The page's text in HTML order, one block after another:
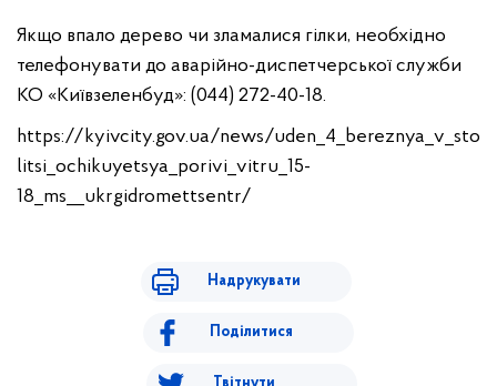
Якщо впало дерево чи зламалися гілки, необхідно
телефонувати до аварійно-диспетчерської служби
КО «Київзеленбуд»: (044) 272-40-18.
https://kyivcity.gov.ua/news/uden_4_bereznya_v_sto
litsi_ochikuyetsya_porivi_vitru_15-
18_ms__ukrgidromettsentr/
Надрукувати
Поділитися